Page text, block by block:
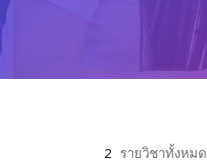
2 รายวิชาทั้งหมด